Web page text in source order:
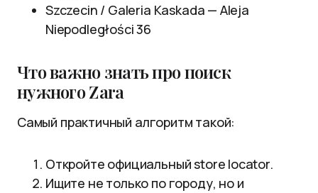
Szczecin / Galeria Kaskada — Aleja
Niepodległości 36
Что важно знать про поиск
нужного Zara
Самый практичный алгоритм такой:
Откройте официальный store locator.
Ищите не только по городу, но и